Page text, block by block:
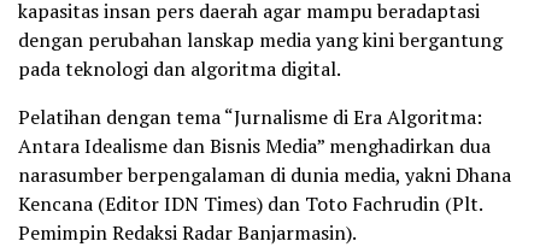
kapasitas insan pers daerah agar mampu beradaptasi
dengan perubahan lanskap media yang kini bergantung
pada teknologi dan algoritma digital.
Pelatihan dengan tema “Jurnalisme di Era Algoritma:
Antara Idealisme dan Bisnis Media” menghadirkan dua
narasumber berpengalaman di dunia media, yakni Dhana
Kencana (Editor IDN Times) dan Toto Fachrudin (Plt.
Pemimpin Redaksi Radar Banjarmasin).